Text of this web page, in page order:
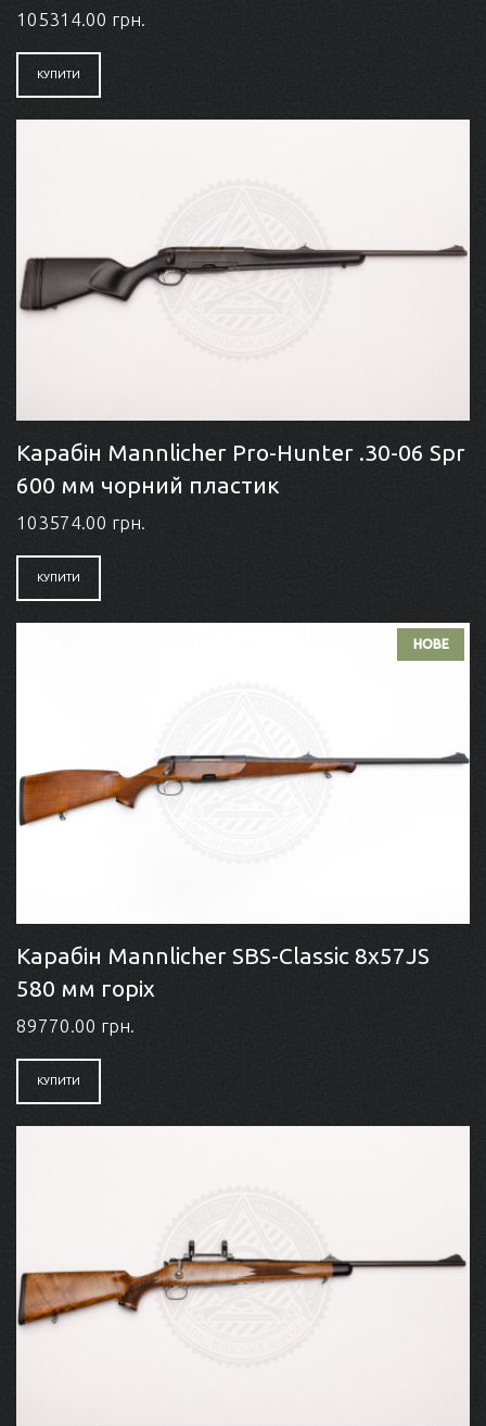
105314.00 грн.
КУПИТИ
Карабін Mannlicher Pro-Hunter .30-06 Spr
600 мм чорний пластик
103574.00 грн.
КУПИТИ
НОВЕ
Карабін Mannlicher SBS-Classic 8x57JS
580 мм горіх
89770.00 грн.
КУПИТИ